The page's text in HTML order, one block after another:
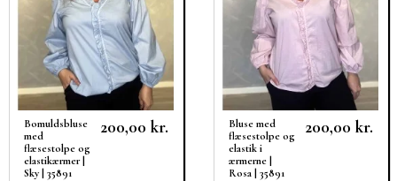
Bomuldsbluse
med
flæsestolpe og
elastikærmer |
Sky | 35891
200,00 kr.
Bluse med
flæsestolpe og
elastik i
ærmerne |
Rosa | 35891
200,00 kr.